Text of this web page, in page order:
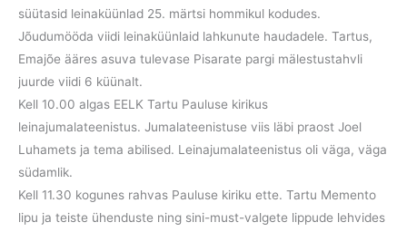
süütasid leinaküünlad 25. märtsi hommikul kodudes.
Jõudumööda viidi leinaküünlaid lahkunute haudadele. Tartus,
Emajõe ääres asuva tulevase Pisarate pargi mälestustahvli
juurde viidi 6 küünalt.
Kell 10.00 algas EELK Tartu Pauluse kirikus
leinajumalateenistus. Jumalateenistuse viis läbi praost Joel
Luhamets ja tema abilised. Leinajumalateenistus oli väga, väga
südamlik.
Kell 11.30 kogunes rahvas Pauluse kiriku ette. Tartu Memento
lipu ja teiste ühenduste ning sini-must-valgete lippude lehvides